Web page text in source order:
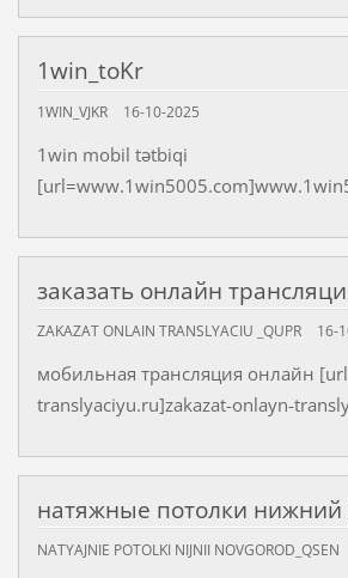
1win_toKr
1WIN_VJKR 16-10-2025
1win mobil tətbiqi
заказать онлайн
ZAKAZAT ONLAIN TRANSLYACIU _QUPR 16-
мобильная трансляция онлайн
translyaciyu.ru]zakazat-onlayn-
натяжные потолки нижний
NATYAJNIE POTOLKI NIJNII NOVGOROD_QSEN